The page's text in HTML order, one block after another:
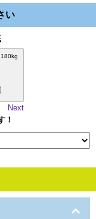
い
Next
！